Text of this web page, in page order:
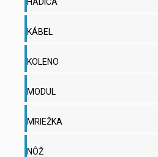
KÁBEL
KOLENO
MODUL
MRIEŽKA
NÔŽ